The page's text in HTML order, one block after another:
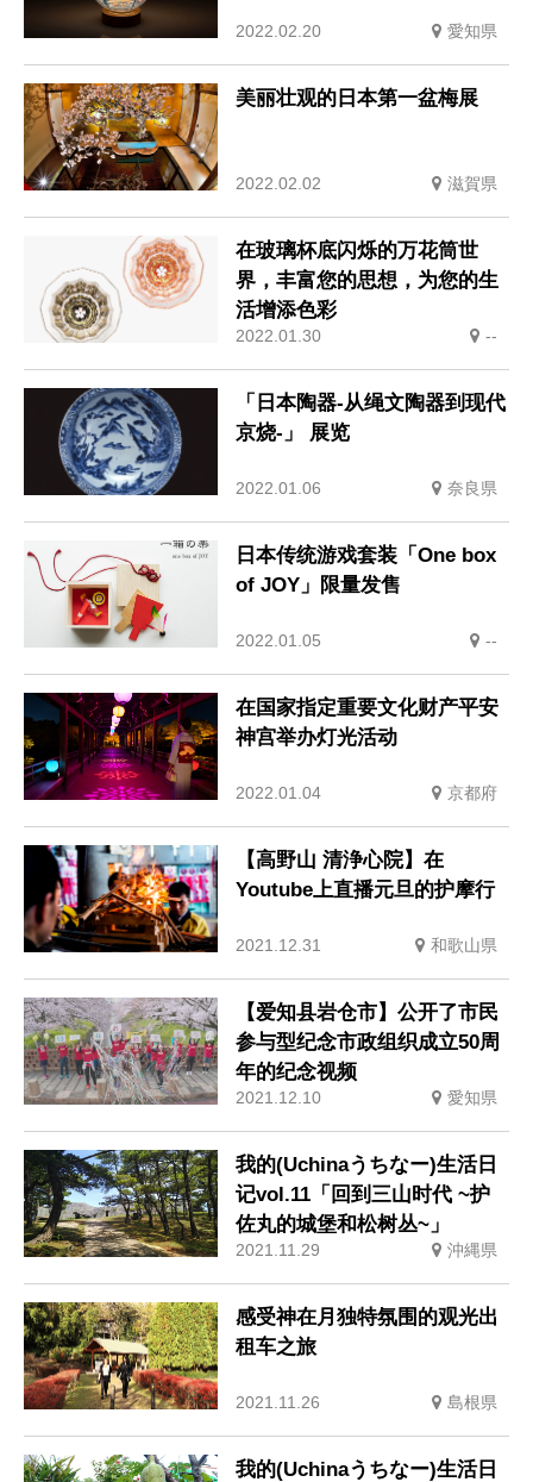
2022.02.20 愛知県
美丽壮观的日本第一盆梅展
2022.02.02 滋賀県
在玻璃杯底闪烁的万花筒世
界，丰富您的思想，为您的生
活增添色彩
2022.01.30 --
「日本陶器-从绳文陶器到现代
京烧-」 展览
2022.01.06 奈良県
日本传统游戏套装「One box
of JOY」限量发售
2022.01.05 --
在国家指定重要文化财产平安
神宫举办灯光活动
2022.01.04 京都府
【高野山 清浄心院】在
Youtube上直播元旦的护摩行
2021.12.31 和歌山県
【爱知县岩仓市】公开了市民
参与型纪念市政组织成立50周
年的纪念视频
2021.12.10 愛知県
我的(Uchinaうちなー)生活日
记vol.11「回到三山时代 ~护
佐丸的城堡和松树丛~」
2021.11.29 沖縄県
感受神在月独特氛围的观光出
租车之旅
2021.11.26 島根県
我的(Uchinaうちなー)生活日